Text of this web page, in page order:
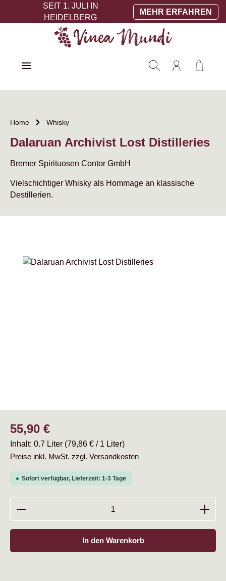
Zum Hauptinhalt springen
SEIT 1. JULI IN
HEIDELBERG
MEHR ERFAHREN
Home Whisky
Dalaruan Archivist Lost Distilleries
Bremer Spirituosen Contor GmbH
Vielschichtiger Whisky als Hommage an klassische
Destillerien.
Bildergalerie überspringen
Regulärer Preis:
55,90 €
Inhalt: 0.7 Liter (79,86 € / 1 Liter)
Preise inkl. MwSt. zzgl. Versandkosten
Sofort verfügbar, Lieferzeit: 1-3 Tage
Produkt Anzahl: Gib den gewünschten Wert ein
In den Warenkorb